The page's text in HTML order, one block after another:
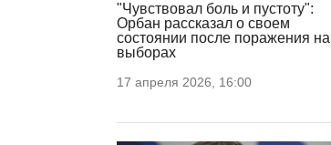
"Чувствовал боль и пустоту":
Орбан рассказал о своем
состоянии после поражения на
выборах
17 апреля 2026, 16:00